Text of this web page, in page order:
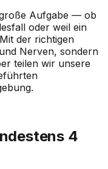
Aufgabe — ob
oder weil ein
der richtigen
Nerven, sondern
teilen wir unsere
4